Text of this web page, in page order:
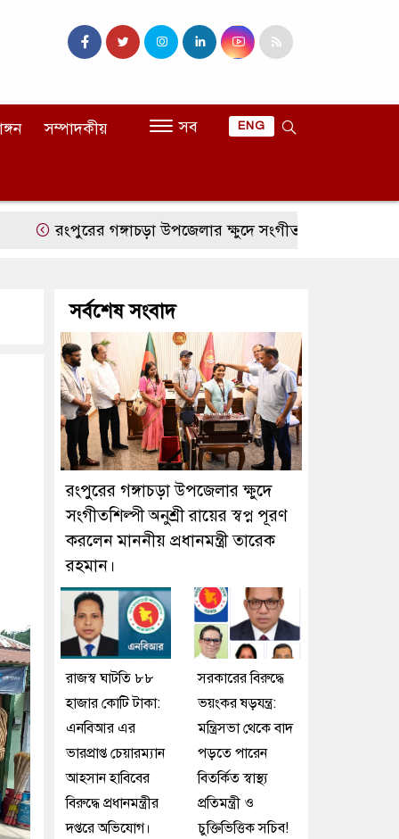
সম্পাদকীয় সব ENG
রংপুরের গঙ্গাচড়া উপজেলার ক্ষুদে সংগীতশিল্পী অনুশ্রী রায়ের
সর্বশেষ সংবাদ
রংপুরের গঙ্গাচড়া উপজেলার ক্ষুদে
সংগীতশিল্পী অনুশ্রী রায়ের স্বপ্ন পূরণ
করলেন মাননীয় প্রধানমন্ত্রী তারেক
রহমান।
রাজস্ব ঘাটতি ৮৮
হাজার কোটি টাকা:
এনবিআর এর
ভারপ্রাপ্ত চেয়ারম্যান
আহসান হাবিবের
বিরুদ্ধে প্রধানমন্ত্রীর
দপ্তরে অভিযোগ।
সরকারের বিরুদ্ধে
ভয়ংকর ষড়যন্ত্র:
মন্ত্রিসভা থেকে বাদ
পড়তে পারেন
বিতর্কিত স্বাস্থ্য
প্রতিমন্ত্রী ও
চুক্তিভিত্তিক সচিব!